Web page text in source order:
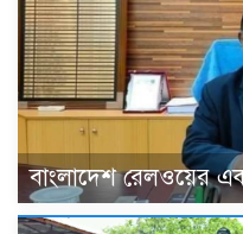
বাংলাদেশ রেলওয়ের